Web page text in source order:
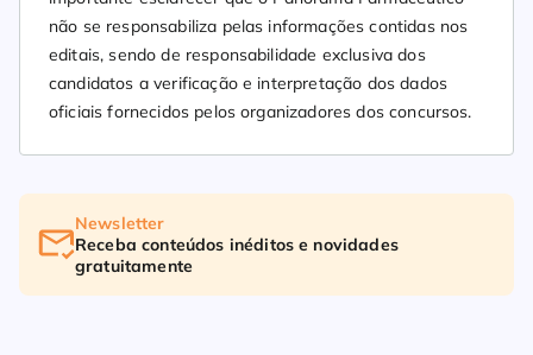
não se responsabiliza pelas informações contidas nos
editais, sendo de responsabilidade exclusiva dos
candidatos a verificação e interpretação dos dados
oficiais fornecidos pelos organizadores dos concursos.
Newsletter
Receba conteúdos inéditos e novidades
gratuitamente